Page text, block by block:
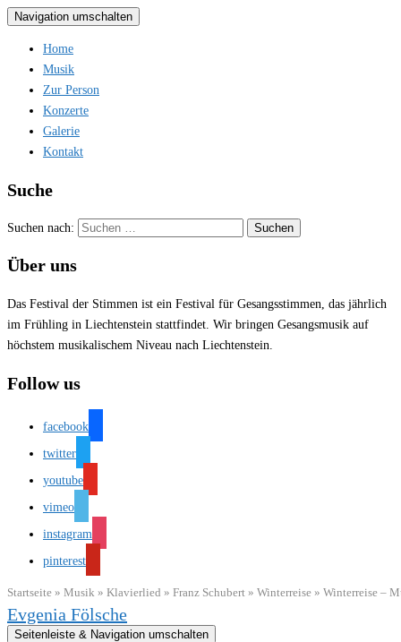
Navigation umschalten
Home
Musik
Zur Person
Konzerte
Galerie
Kontakt
Suche
Suchen nach:
Über uns
Das Festival der Stimmen ist ein Festival für Gesangsstimmen, das jährlich
im Frühling in Liechtenstein stattfindet. Wir bringen Gesangsmusik auf
höchstem musikalischem Niveau nach Liechtenstein.
Follow us
facebook
twitter
youtube
vimeo
instagram
pinterest
Startseite » Musik » Klavierlied » Franz Schubert » Winterreise » Winterreise –
Evgenia Fölsche
Seitenleiste & Navigation umschalten